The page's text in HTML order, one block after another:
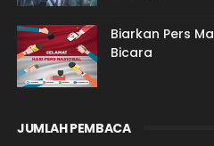
Biarkan Pers
Bicara
JUMLAH PEMBACA